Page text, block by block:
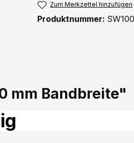
Zum Merkzettel hinzufügen
Produktnummer:
mm Bandbreite"